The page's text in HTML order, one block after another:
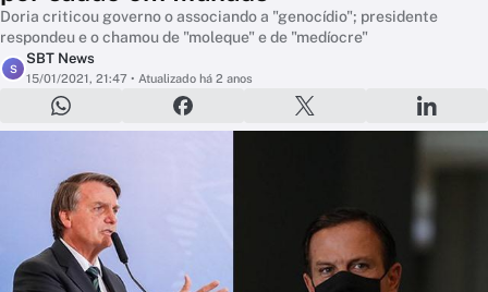
Doria criticou governo o associando a "genocídio"; presidente
respondeu e o chamou de "moleque" e de "medíocre"
S
SBT News
15/01/2021, 21:47 • Atualizado há 2 anos